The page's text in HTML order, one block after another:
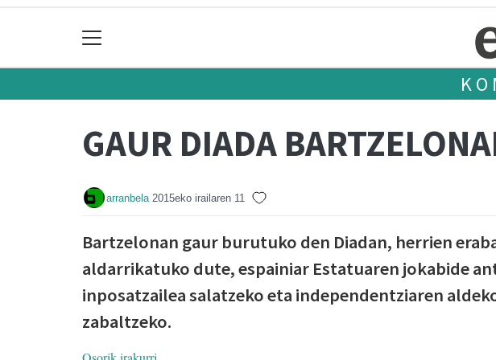
GAUR DIADA
arranbela 2015eko irailaren 11
Bartzelonan gaur burutuko den Diadan, herrien
aldarrikatuko dute, espainiar Estatuaren jokabide
inposatzailea salatzeko eta independentziaren
zabaltzeko.